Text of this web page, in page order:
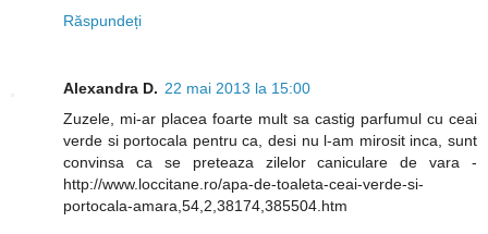
Răspundeți
Alexandra D. 22 mai 2013 la 15:00
Zuzele, mi-ar placea foarte mult sa castig parfumul cu ceai
verde si portocala pentru ca, desi nu l-am mirosit inca, sunt
convinsa ca se preteaza zilelor caniculare de vara -
http://www.loccitane.ro/apa-de-toaleta-ceai-verde-si-
portocala-amara,54,2,38174,385504.htm